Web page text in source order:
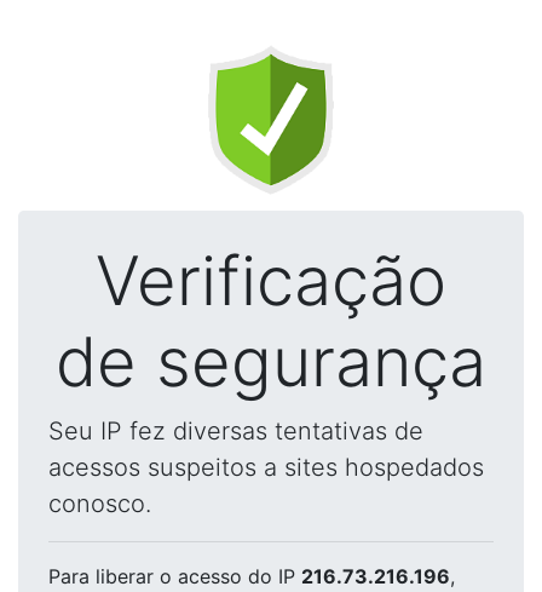
Verificação
de segurança
Seu IP fez diversas tentativas de
acessos suspeitos a sites hospedados
conosco.
Para liberar o acesso do IP 216.73.216.196,